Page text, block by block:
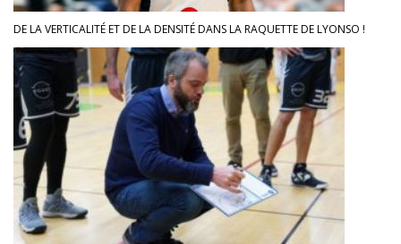
DE LA VERTICALITÉ ET DE LA DENSITÉ DANS LA RAQUETTE DE LYONSO !